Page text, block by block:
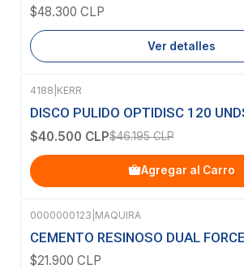
$48.300 CLP
Ver detalles
-12%OFF
4188 KERR
DISCO PULIDO OPTIDISC 120
$40.500 CLP$46.195 CLP
Agregar al Carro
0000000123 MAQUIRA
CEMENTO RESINOSO DUAL
$21.900 CLP